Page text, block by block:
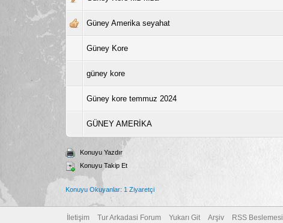
Güney Amerika seyahat
Güney Kore
güney kore
Güney kore temmuz 2024
GÜNEY AMERİKA
Konuyu Yazdır
Konuyu Takip Et
Konuyu Okuyanlar: 1 Ziyaretçi
İletişim Tur Arkadasi Forum Yukarı Git Arşiv RSS Beslemesi